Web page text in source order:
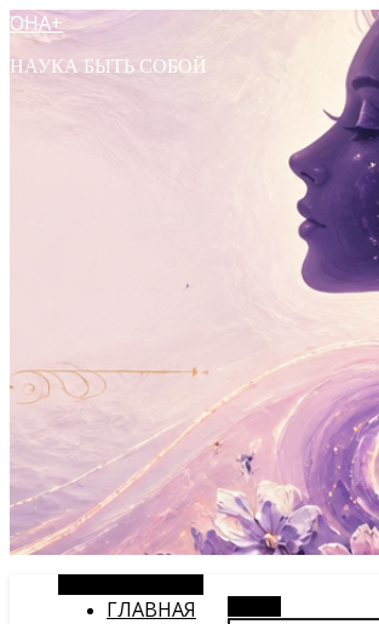
ОНА+
НАУКА БЫТЬ СОБОЙ
ГЛАВНАЯ